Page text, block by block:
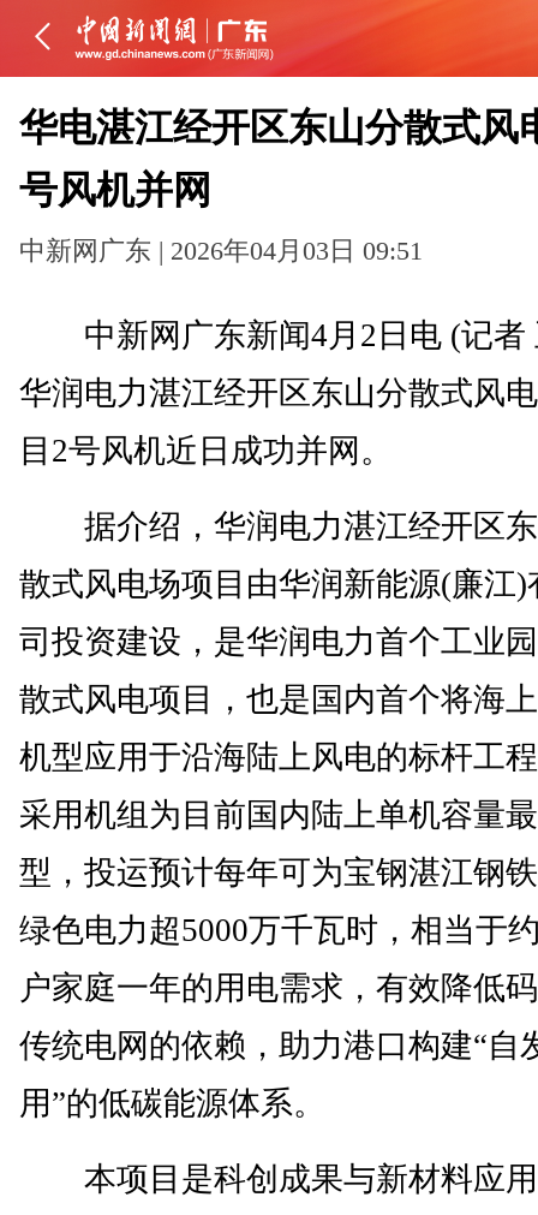
华电湛江经开区东山分散式风
号风机并网
中新网广东 | 2026年04月03日 09:51
中新网广东新闻4月2日电 (记者
华润电力湛江经开区东山分散式风
目2号风机近日成功并网。
据介绍，华润电力湛江经开区
散式风电场项目由华润新能源(廉江)
司投资建设，是华润电力首个工业
散式风电项目，也是国内首个将海
机型应用于沿海陆上风电的标杆工
采用机组为目前国内陆上单机容量
型，投运预计每年可为宝钢湛江钢
绿色电力超5000万千瓦时，相当于
户家庭一年的用电需求，有效降低
传统电网的依赖，助力港口构建“自
用”的低碳能源体系。
本项目是科创成果与新材料应